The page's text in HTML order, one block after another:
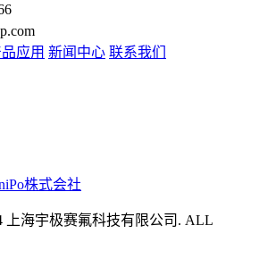
应用 新闻中心 联系我们
株式会社
上海宇极赛氟科技有限公司. ALL